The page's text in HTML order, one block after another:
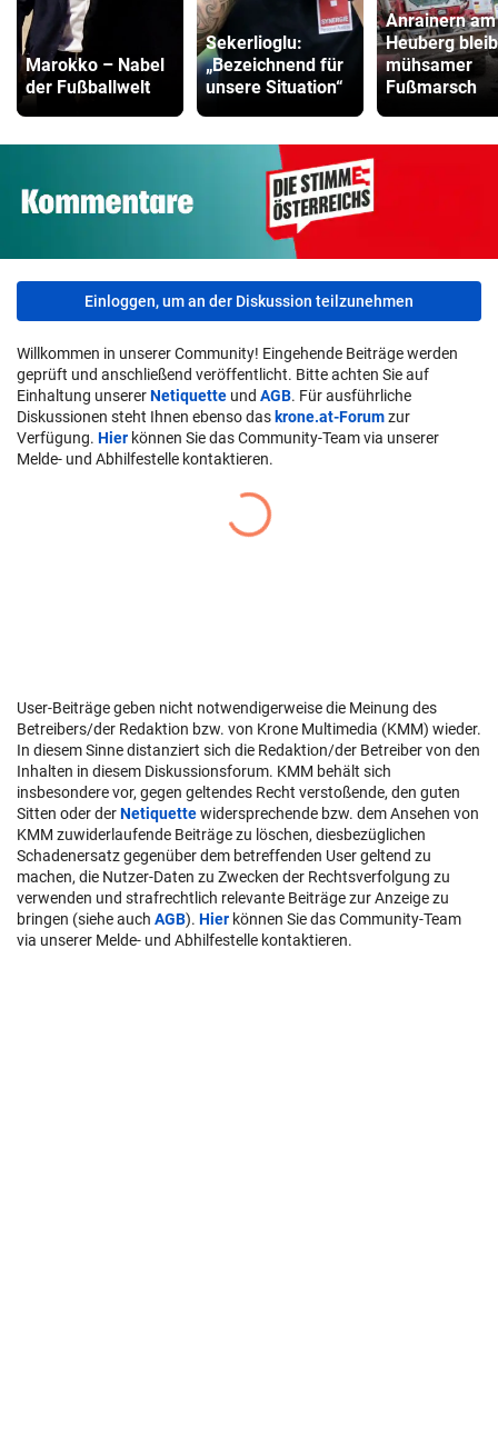
Marokko – Nabel
der Fußballwelt
Sekerlioglu:
„Bezeichnend für
unsere Situation“
Anrainern am
Heuberg
mühsamer
Fußmarsch
Einloggen, um an der Diskussion teilzunehmen
Willkommen in unserer Community! Eingehende Beiträge werden
geprüft und anschließend veröffentlicht. Bitte achten Sie auf
Einhaltung unsererNetiquette und AGB. Für ausführliche
Diskussionen steht Ihnen ebenso das krone.at-Forumzur
Verfügung. Hier können Sie das Community-Team via unserer
Melde- und Abhilfestelle kontaktieren.
User-Beiträge geben nicht notwendigerweise die Meinung des
Betreibers/der Redaktion bzw. von Krone Multimedia (KMM) wieder.
In diesem Sinne distanziert sich die Redaktion/der Betreiber von den
Inhalten in diesem Diskussionsforum. KMM behält sich
insbesondere vor, gegen geltendes Recht verstoßende, den guten
Sitten oder derNetiquettewidersprechende bzw. dem Ansehen von
KMM zuwiderlaufende Beiträge zu löschen, diesbezüglichen
Schadenersatz gegenüber dem betreffenden User geltend zu
machen, die Nutzer-Daten zu Zwecken der Rechtsverfolgung zu
verwenden und strafrechtlich relevante Beiträge zur Anzeige zu
bringen (siehe auch AGB). Hier können Sie das Community-Team
via unserer Melde- und Abhilfestelle kontaktieren.